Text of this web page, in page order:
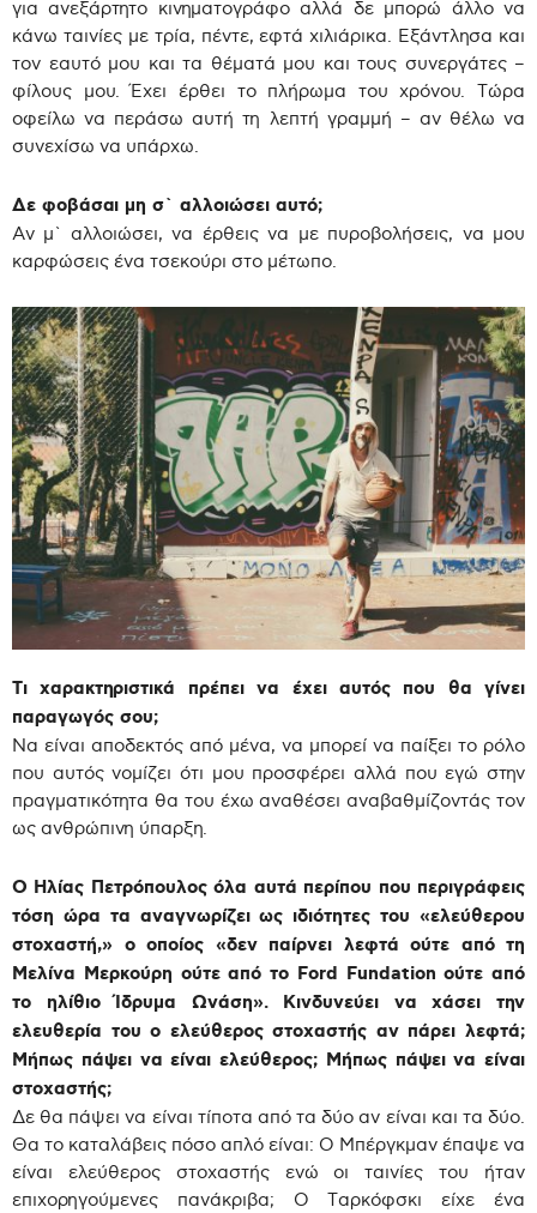
για ανεξάρτητο κινηματογράφο αλλά δε μπορώ άλλο να
κάνω ταινίες με τρία, πέντε, εφτά χιλιάρικα. Εξάντλησα και
τον εαυτό μου και τα θέματά μου και τους συνεργάτες –
φίλους μου. Έχει έρθει το πλήρωμα του χρόνου. Τώρα
οφείλω να περάσω αυτή τη λεπτή γραμμή – αν θέλω να
συνεχίσω να υπάρχω.
Δε φοβάσαι μη σ` αλλοιώσει αυτό;
Αν μ` αλλοιώσει, να έρθεις να με πυροβολήσεις, να μου
καρφώσεις ένα τσεκούρι στο μέτωπο.
Τι χαρακτηριστικά πρέπει να έχει αυτός που θα γίνει
παραγωγός σου;
Να είναι αποδεκτός από μένα, να μπορεί να παίξει το ρόλο
που αυτός νομίζει ότι μου προσφέρει αλλά που εγώ στην
πραγματικότητα θα του έχω αναθέσει αναβαθμίζοντάς τον
ως ανθρώπινη ύπαρξη.
Ο Ηλίας Πετρόπουλος όλα αυτά περίπου που περιγράφεις
τόση ώρα τα αναγνωρίζει ως ιδιότητες του «ελεύθερου
στοχαστή,» ο οποίος «δεν παίρνει λεφτά ούτε από τη
Μελίνα Μερκούρη ούτε από το Ford Fundation ούτε από
το ηλίθιο Ίδρυμα Ωνάση». Κινδυνεύει να χάσει την
ελευθερία του ο ελεύθερος στοχαστής αν πάρει λεφτά;
Μήπως πάψει να είναι ελεύθερος; Μήπως πάψει να είναι
στοχαστής;
Δε θα πάψει να είναι τίποτα από τα δύο αν είναι και τα δύο.
Θα το καταλάβεις πόσο απλό είναι: Ο Μπέργκμαν έπαψε να
είναι ελεύθερος στοχαστής ενώ οι ταινίες του ήταν
επιχορηγούμενες πανάκριβα; Ο Ταρκόφσκι είχε ένα